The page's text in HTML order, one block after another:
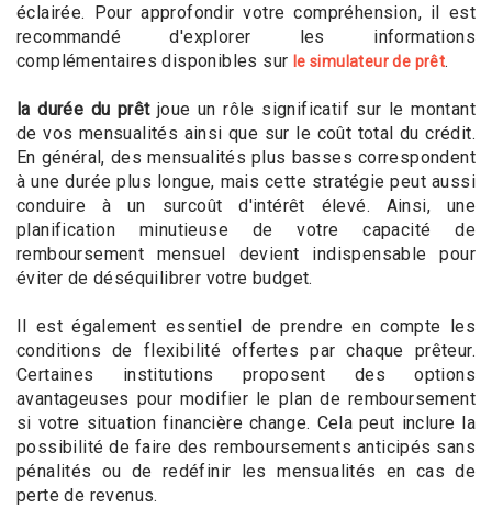
éclairée. Pour approfondir votre compréhension, il est
recommandé d'explorer les informations
complémentaires disponibles sur le simulateur de prêt.
la durée du prêtjoue un rôle significatif sur le montant
de vos mensualités ainsi que sur le coût total du crédit.
En général, des mensualités plus basses correspondent
à une durée plus longue, mais cette stratégie peut aussi
conduire à un surcoût d'intérêt élevé. Ainsi, une
planification minutieuse de votre capacité de
remboursement mensuel devient indispensable pour
éviter de déséquilibrer votre budget.
Il est également essentiel de prendre en compte les
conditions de flexibilité offertes par chaque prêteur.
Certaines institutions proposent des options
avantageuses pour modifier le plan de remboursement
si votre situation financière change. Cela peut inclure la
possibilité de faire des remboursements anticipés sans
pénalités ou de redéfinir les mensualités en cas de
perte de revenus.